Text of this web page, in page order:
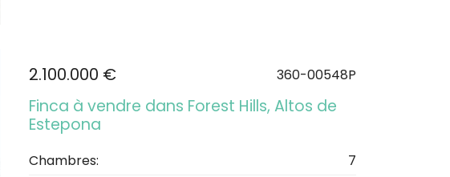
2.100.000 € 360-00548P
Finca à vendre dans Forest Hills, Altos de
Estepona
Chambres:
7